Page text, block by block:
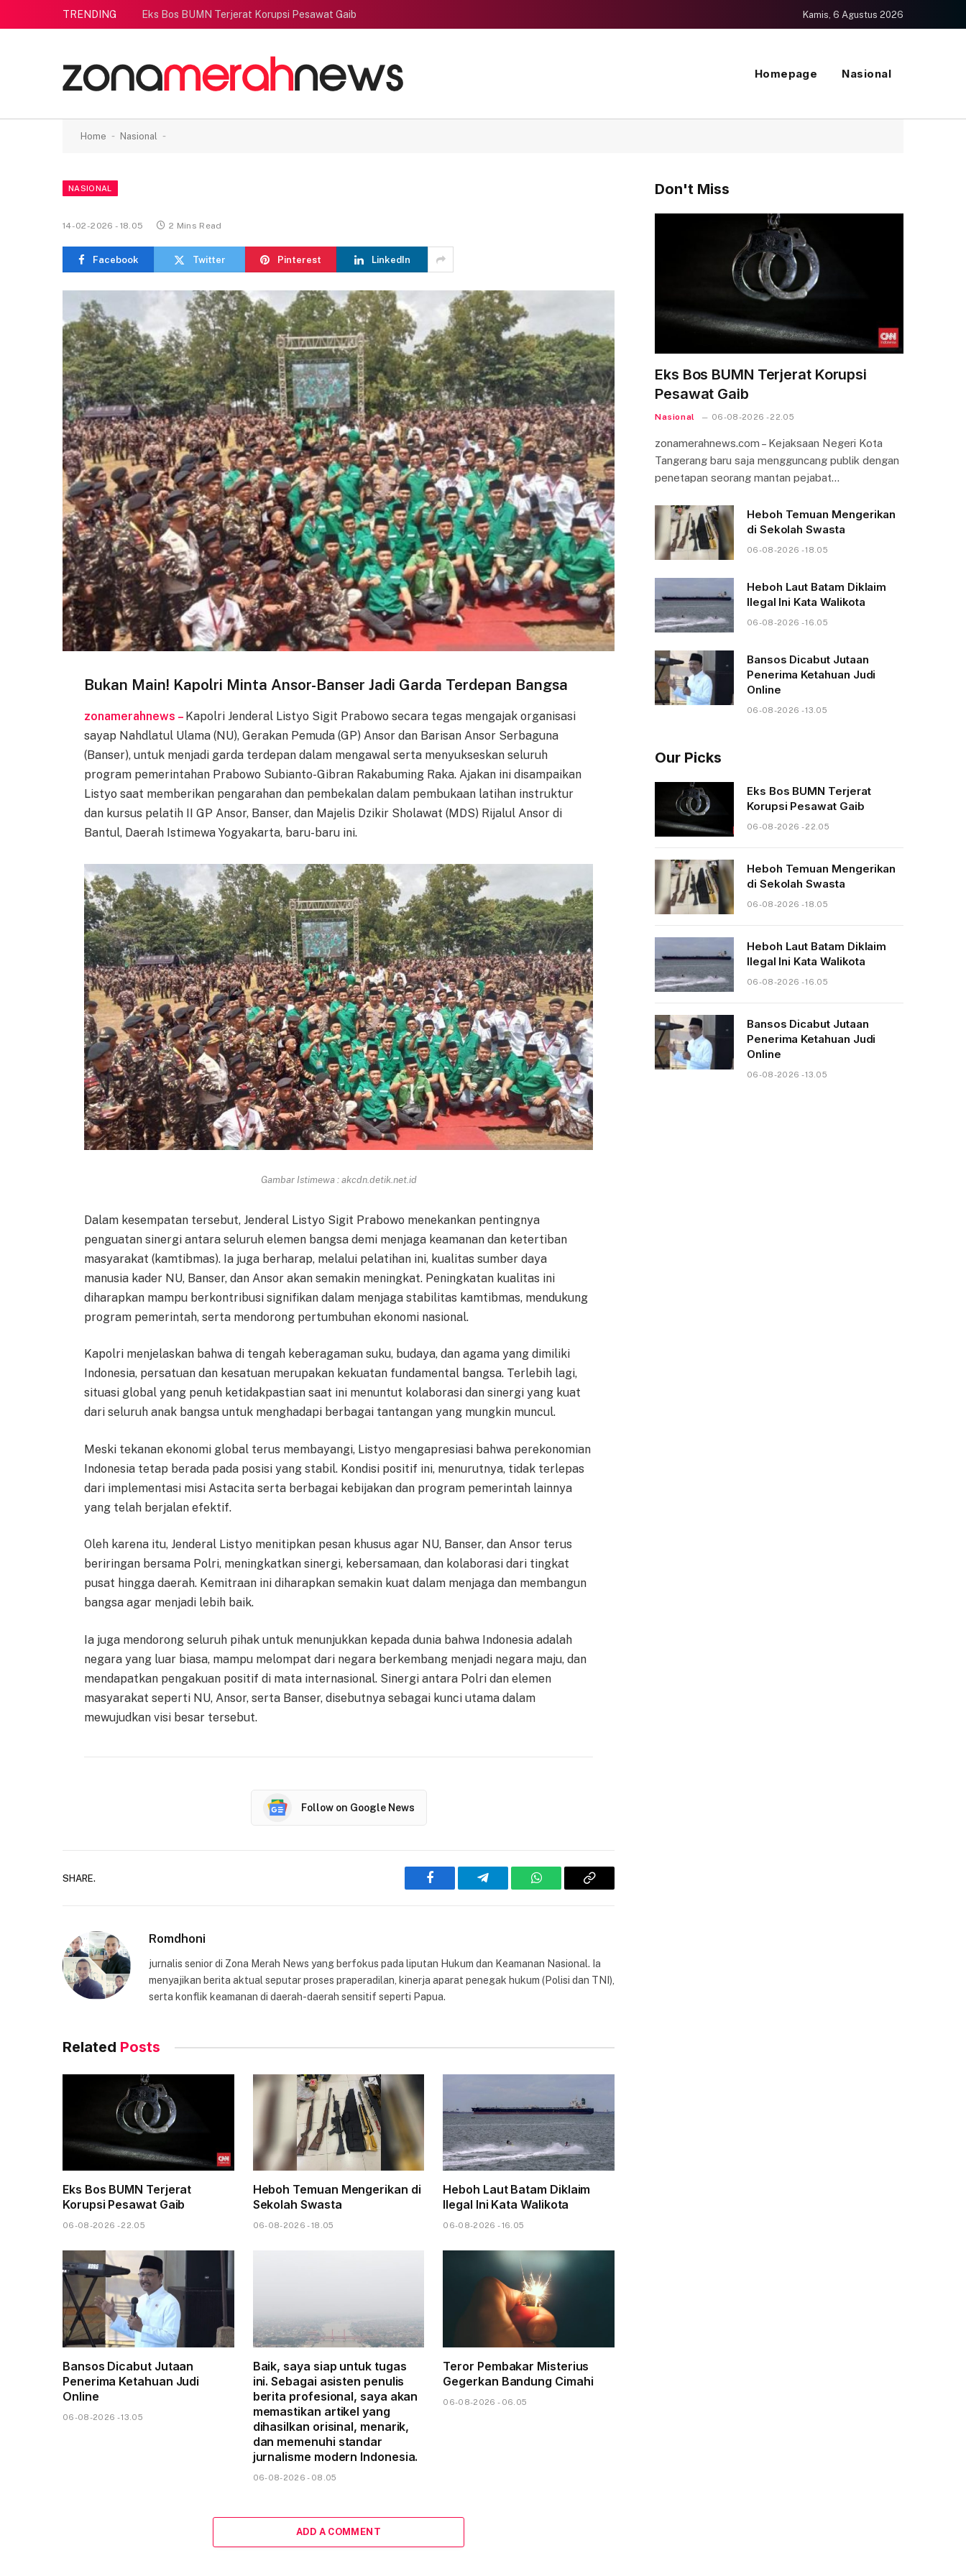
TRENDING Eks Bos BUMN Terjerat Korupsi Pesawat Gaib Kamis, 6 Agustus 2026
Homepage Nasional
Home - Nasional -
NASIONAL
14-02-2026 - 18.05 2 Mins Read
Facebook Twitter Pinterest LinkedIn
Bukan Main! Kapolri Minta Ansor-Banser Jadi Garda Terdepan Bangsa
zonamerahnews – Kapolri Jenderal Listyo Sigit Prabowo secara tegas mengajak organisasi
sayap Nahdlatul Ulama (NU), Gerakan Pemuda (GP) Ansor dan Barisan Ansor Serbaguna
(Banser), untuk menjadi garda terdepan dalam mengawal serta menyukseskan seluruh
program pemerintahan Prabowo Subianto-Gibran Rakabuming Raka. Ajakan ini disampaikan
Listyo saat memberikan pengarahan dan pembekalan dalam pembukaan latihan instruktur
dan kursus pelatih II GP Ansor, Banser, dan Majelis Dzikir Sholawat (MDS) Rijalul Ansor di
Bantul, Daerah Istimewa Yogyakarta, baru-baru ini.
Gambar Istimewa : akcdn.detik.net.id
Dalam kesempatan tersebut, Jenderal Listyo Sigit Prabowo menekankan pentingnya
penguatan sinergi antara seluruh elemen bangsa demi menjaga keamanan dan ketertiban
masyarakat (kamtibmas). Ia juga berharap, melalui pelatihan ini, kualitas sumber daya
manusia kader NU, Banser, dan Ansor akan semakin meningkat. Peningkatan kualitas ini
diharapkan mampu berkontribusi signifikan dalam menjaga stabilitas kamtibmas, mendukung
program pemerintah, serta mendorong pertumbuhan ekonomi nasional.
Kapolri menjelaskan bahwa di tengah keberagaman suku, budaya, dan agama yang dimiliki
Indonesia, persatuan dan kesatuan merupakan kekuatan fundamental bangsa. Terlebih lagi,
situasi global yang penuh ketidakpastian saat ini menuntut kolaborasi dan sinergi yang kuat
dari seluruh anak bangsa untuk menghadapi berbagai tantangan yang mungkin muncul.
Meski tekanan ekonomi global terus membayangi, Listyo mengapresiasi bahwa perekonomian
Indonesia tetap berada pada posisi yang stabil. Kondisi positif ini, menurutnya, tidak terlepas
dari implementasi misi Astacita serta berbagai kebijakan dan program pemerintah lainnya
yang telah berjalan efektif.
Oleh karena itu, Jenderal Listyo menitipkan pesan khusus agar NU, Banser, dan Ansor terus
beriringan bersama Polri, meningkatkan sinergi, kebersamaan, dan kolaborasi dari tingkat
pusat hingga daerah. Kemitraan ini diharapkan semakin kuat dalam menjaga dan membangun
bangsa agar menjadi lebih baik.
Ia juga mendorong seluruh pihak untuk menunjukkan kepada dunia bahwa Indonesia adalah
negara yang luar biasa, mampu melompat dari negara berkembang menjadi negara maju, dan
mendapatkan pengakuan positif di mata internasional. Sinergi antara Polri dan elemen
masyarakat seperti NU, Ansor, serta Banser, disebutnya sebagai kunci utama dalam
mewujudkan visi besar tersebut.
Follow on Google News
SHARE.
Facebook Telegram WhatsAppCopy
Romdhoni
jurnalis senior di Zona Merah News yang berfokus pada liputan Hukum dan Keamanan Nasional. Ia
menyajikan berita aktual seputar proses praperadilan, kinerja aparat penegak hukum (Polisi dan TNI),
serta konflik keamanan di daerah-daerah sensitif seperti Papua.
Related Posts
Eks Bos BUMN Terjerat
Korupsi Pesawat Gaib
06-08-2026 - 22.05
Heboh Temuan Mengerikan di
Sekolah Swasta
06-08-2026 - 18.05
Heboh Laut Batam Diklaim
Ilegal Ini Kata Walikota
06-08-2026 - 16.05
Bansos Dicabut Jutaan
Penerima Ketahuan Judi
Online
06-08-2026 - 13.05
Baik, saya siap untuk tugas
ini. Sebagai asisten penulis
berita profesional, saya akan
memastikan artikel yang
dihasilkan orisinal, menarik,
dan memenuhi standar
jurnalisme modern Indonesia.
06-08-2026 - 08.05
Teror Pembakar Misterius
Gegerkan Bandung Cimahi
06-08-2026 - 06.05
ADD A COMMENT
Don't Miss
Eks Bos BUMN Terjerat Korupsi
Pesawat Gaib
Nasional 06-08-2026 - 22.05
zonamerahnews.com – Kejaksaan Negeri Kota
Tangerang baru saja mengguncang publik dengan
penetapan seorang mantan pejabat…
Heboh Temuan Mengerikan
di Sekolah Swasta
06-08-2026 - 18.05
Heboh Laut Batam Diklaim
Ilegal Ini Kata Walikota
06-08-2026 - 16.05
Bansos Dicabut Jutaan
Penerima Ketahuan Judi
Online
06-08-2026 - 13.05
Our Picks
Eks Bos BUMN Terjerat
Korupsi Pesawat Gaib
06-08-2026 - 22.05
Heboh Temuan Mengerikan
di Sekolah Swasta
06-08-2026 - 18.05
Heboh Laut Batam Diklaim
Ilegal Ini Kata Walikota
06-08-2026 - 16.05
Bansos Dicabut Jutaan
Penerima Ketahuan Judi
Online
06-08-2026 - 13.05